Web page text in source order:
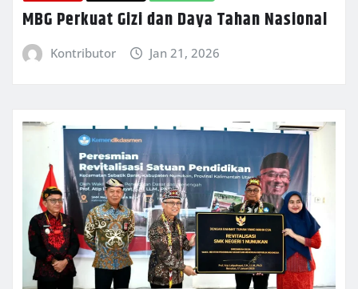
MBG Perkuat Gizi dan Daya Tahan Nasional
Kontributor Jan 21, 2026